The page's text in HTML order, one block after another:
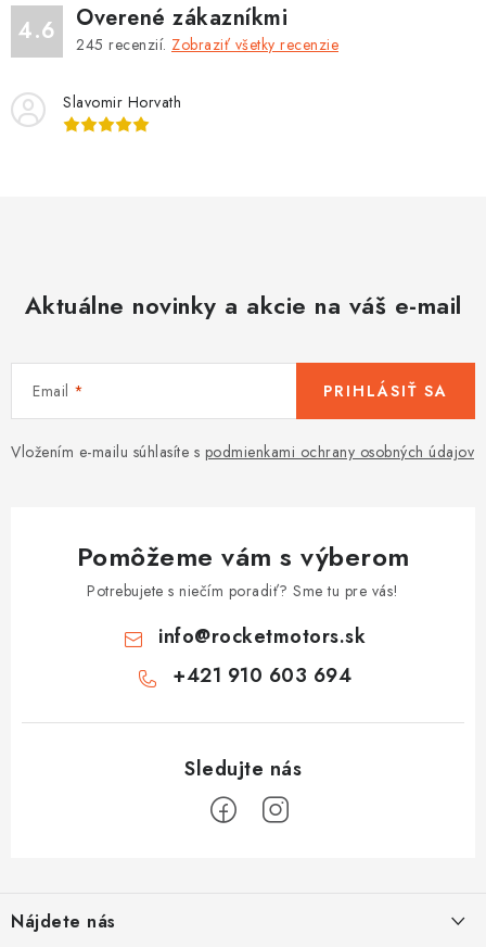
4.6 Overené zákazníkmi
245 recenzií. Zobraziť všetky recenzie
Slavomir Horvath
Aktuálne novinky a akcie na váš e-mail
Email
Vložením e-mailu súhlasíte s podmienkami ochrany osobných údajov
PRIHLÁSIŤ SA
Pomôžeme vám s výberom
Potrebujete s niečím poradiť? Sme tu pre vás!
info@rocketmotors.sk
+421 910 603 694
pNájdete nás